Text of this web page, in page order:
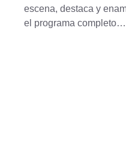
escena, destaca y
el programa completo…